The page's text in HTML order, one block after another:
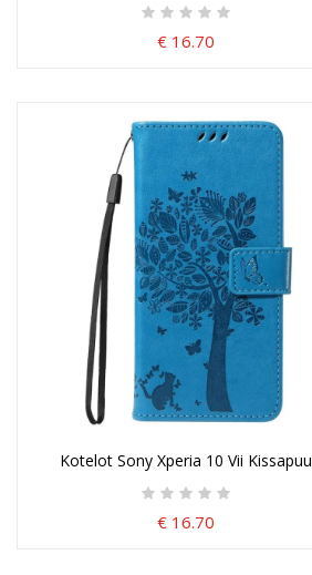
€ 16.70
Kotelot Sony Xperia 10 Vii Kissapuu
€ 16.70